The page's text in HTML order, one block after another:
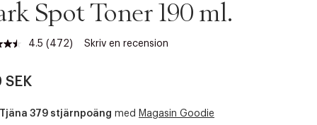
Spot Toner 190 ml.
4.5 Läs
sida.
(472) Skriv en recension
SEK
Tjäna 379 stjärnpoäng med Magasin Goodie